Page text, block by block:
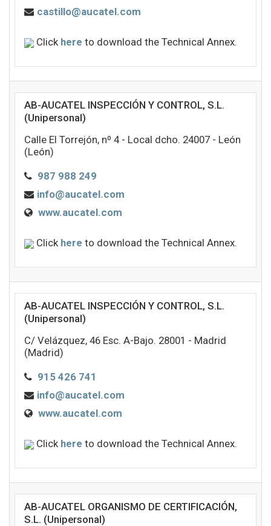
castillo@aucatel.com
Click here to download the Technical Annex.
AB-AUCATEL INSPECCIÓN Y CONTROL, S.L.
(Unipersonal)
Calle El Torrejón, nº 4 - Local dcho. 24007 - León
(León)
987 988 249
info@aucatel.com
www.aucatel.com
Click here to download the Technical Annex.
AB-AUCATEL INSPECCIÓN Y CONTROL, S.L.
(Unipersonal)
C/ Velázquez, 46 Esc. A-Bajo. 28001 - Madrid
(Madrid)
915 426 741
info@aucatel.com
www.aucatel.com
Click here to download the Technical Annex.
AB-AUCATEL ORGANISMO DE CERTIFICACIÓN,
S.L. (Unipersonal)